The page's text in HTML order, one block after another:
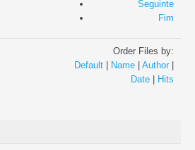
Seguinte
Fim
Order Files by:
Default
Name Author
Date
Hits